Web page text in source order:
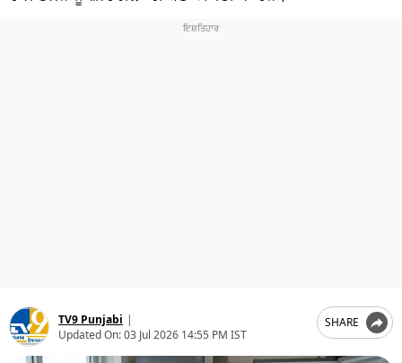
TV9 Punjabi |
Updated On:03 Jul 2026 14:55 PM IST
SHARE